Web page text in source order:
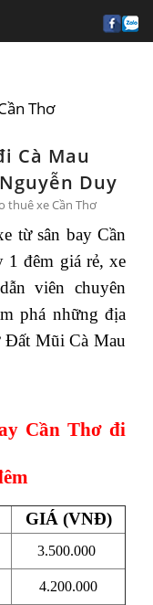
Thơ
Cà Mau
Duy
thuê xe Cần Thơ
từ sân bay Cần
đêm giá rẻ, xe
viên chuyên
phá những địa
Đất Mũi Cà Mau
Cần Thơ đi
GIÁ (VNĐ)
3.500.000
4.200.000